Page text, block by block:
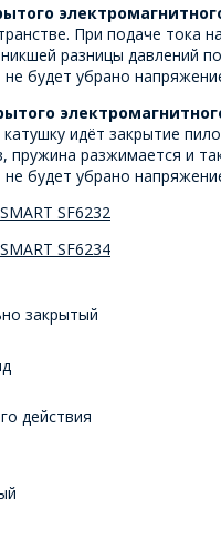
При подаче тока
разницы давлений
будет убрано
идёт закрытие
пружина разжимается и
будет убрано
SF6232
SF6234
закрытый
действия